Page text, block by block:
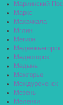
Мариинский
Маркс
Махачкала
Мглин
Мегион
Медвежьегорск
Медногорск
Медынь
Межгорье
Междуреченск
Мезень
Меленки